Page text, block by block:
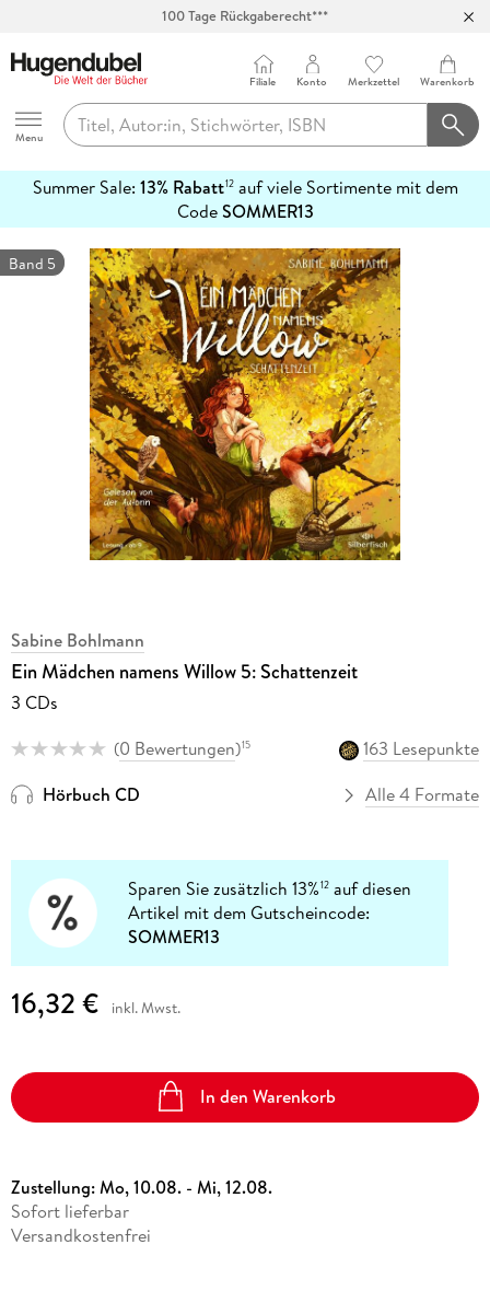
Hugendubel
Menu
Filiale Konto Merkzettel Warenkorb
Summer Sale: 13% Rabatt12auf viele Sortimente mit dem
CodeSOMMER13
erfahren
Band 5
Sabine Bohlmann
Ein Mädchen namens Willow 5: Schattenzeit
3 CDs
(0 Bewertungen)15
163 Lesepunkte
Hörbuch CD
Alle 4 Formate
Sparen Sie zusätzlich 13%12 auf diesen
Artikel mit dem Gutscheincode:
SOMMER13
16,32 € inkl. Mwst.
In den Warenkorb
Zustellung:Mo, 10.08. - Mi, 12.08.
Sofort lieferbar
Versandkostenfrei